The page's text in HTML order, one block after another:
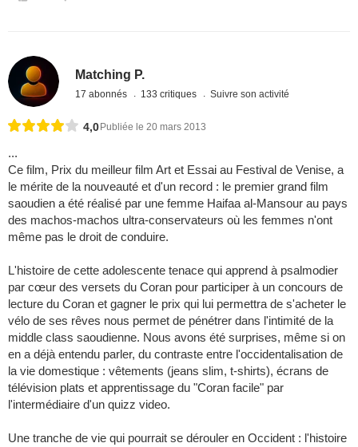
Matching P.
17 abonnés 133 critiques Suivre son activité
4,0 Publiée le 20 mars 2013
...
Ce film, Prix du meilleur film Art et Essai au Festival de Venise, a
le mérite de la nouveauté et d'un record : le premier grand film
saoudien a été réalisé par une femme Haifaa al-Mansour au pays
des machos-machos ultra-conservateurs où les femmes n'ont
même pas le droit de conduire.
L'histoire de cette adolescente tenace qui apprend à psalmodier
par cœur des versets du Coran pour participer à un concours de
lecture du Coran et gagner le prix qui lui permettra de s'acheter le
vélo de ses rêves nous permet de pénétrer dans l'intimité de la
middle class saoudienne. Nous avons été surprises, même si on
en a déjà entendu parler, du contraste entre l'occidentalisation de
la vie domestique : vêtements (jeans slim, t-shirts), écrans de
télévision plats et apprentissage du "Coran facile" par
l'intermédiaire d'un quizz video.
Une tranche de vie qui pourrait se dérouler en Occident : l'histoire